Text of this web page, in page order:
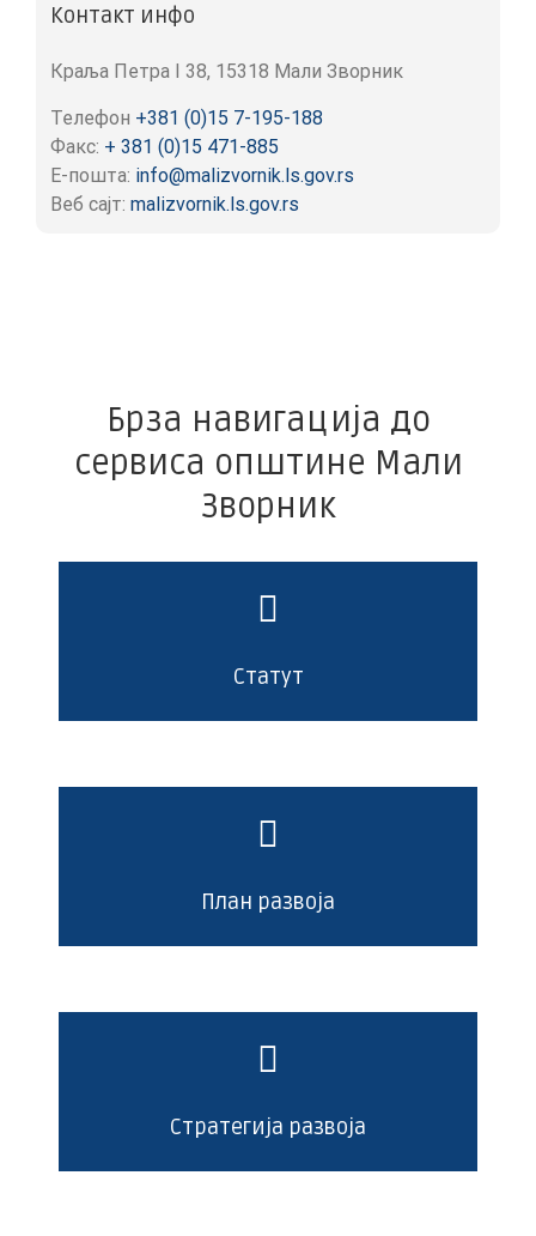
Контакт инфо
Краља Петра I 38, 15318 Мали Зворник
Телефон +381 (0)15 7-195-188
Факс: + 381 (0)15 471-885
Е-пошта: info@malizvornik.ls.gov.rs
Веб сајт: malizvornik.ls.gov.rs
Брза навигација до
сервиса општине Мали
Зворник
Статут
План развоја
Стратегија развоја